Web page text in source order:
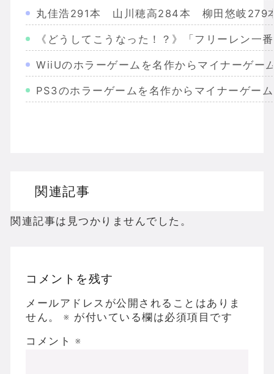
丸佳浩291本 山川穂高284本 柳田悠岐279
《どうしてこうなった！？》「フリーレン
WiiUのホラーゲームを名作からマイナーゲー
PS3のホラーゲームを名作からマイナーゲー
ドラゴンクエスト３の思い出
【聖剣伝説3】リースとアンジェラってなん
Powered by livedoor 相互RSS
関連記事
関連記事は見つかりませんでした。
コメントを残す
メールアドレスが公開されることはありま
せん。
※ が付いている欄は必須項目です
コメント ※